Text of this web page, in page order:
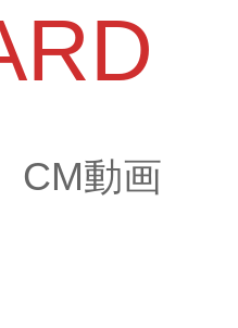
動画